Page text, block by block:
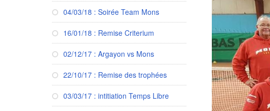
04/03/18 : Soirée Team Mons
16/01/18 : Remise Criterium
02/12/17 : Argayon vs Mons
22/10/17 : Remise des trophées
03/03/17 : intitiation Temps Libre